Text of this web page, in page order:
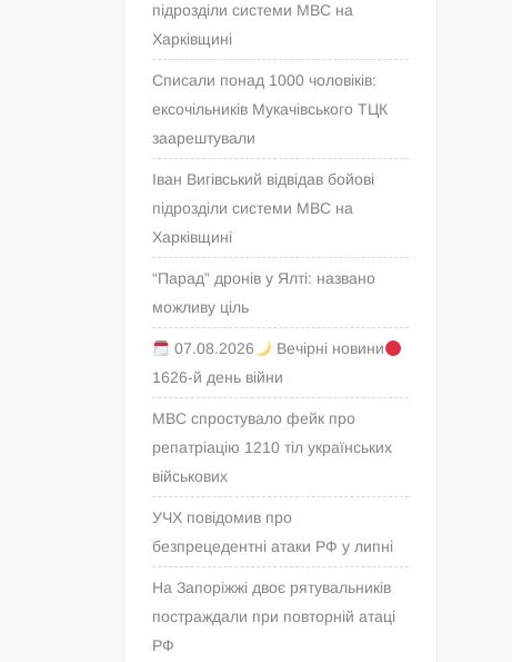
підрозділи системи МВС на
Харківщині
Списали понад 1000 чоловіків:
ексочільників Мукачівського ТЦК
заарештували
Іван Вигівський відвідав бойові
підрозділи системи МВС на
Харківщині
“Парад” дронів у Ялті: названо
можливу ціль
07.08.2026
Вечірні новини
1626-й день війни
МВС спростувало фейк про
репатріацію 1210 тіл українських
військових
УЧХ повідомив про
безпрецедентні атаки РФ у липні
На Запоріжжі двоє рятувальників
постраждали при повторній атаці
РФ